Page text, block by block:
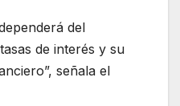
del
de interés y su
señala el